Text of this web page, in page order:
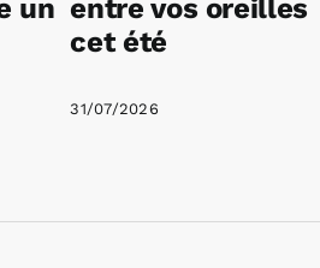
un entre vos oreilles
cet été
31/07/2026